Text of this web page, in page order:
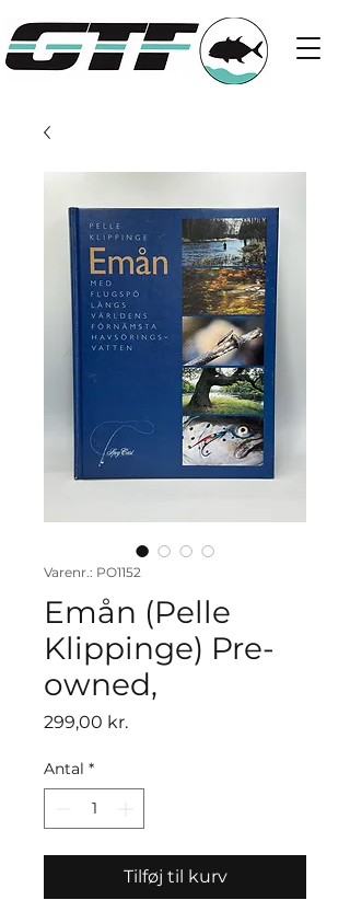
Varenr.: PO1152
Emån (Pelle
Klippinge) Pre-
owned,
299,00 kr.Pris
Antal *
Tilføj til kurv